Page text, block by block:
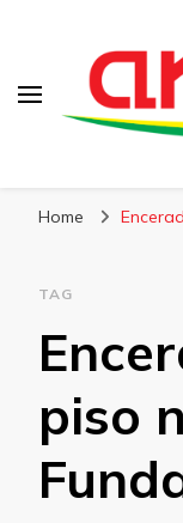
Home
TAG
piso